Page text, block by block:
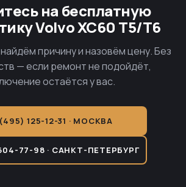
на бесплатную
Volvo XC60 T5/T6
причину и назовём цену. Без
— если ремонт не подойдёт,
остаётся у вас.
125-12-31 · МОСКВА
77-98 · САНКТ-ПЕТЕРБУРГ